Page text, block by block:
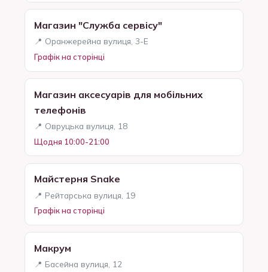
Магазин "Служба сервісу"
📍 Оранжерейна вулиця, 3-Е
Графік на сторінці
Магазин аксесуарів для мобільних
телефонів
📍 Овруцька вулиця, 18
Щодня 10:00-21:00
Майстерня Snake
📍 Рейтарська вулиця, 19
Графік на сторінці
Макрум
📍 Басейна вулиця, 12